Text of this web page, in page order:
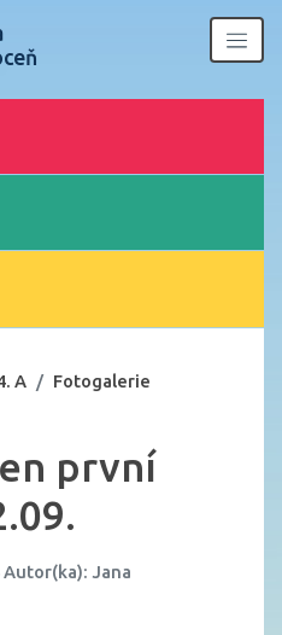
A Fotogalerie
první
Autor(ka): Jana